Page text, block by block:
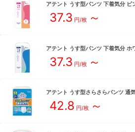
アテント うす型パンツ 下着気分 ピ
37.3 円/枚 ～
アテント うす型パンツ 下着気分 ホ
37.3 円/枚 ～
アテント うす型さらさらパンツ 通
42.8 円/枚 ～